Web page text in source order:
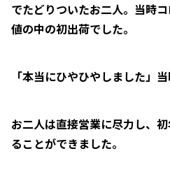
でたどりついたお二人。当時
値の中の初出荷でした。
「本当にひやひやしました」
お二人は直接営業に尽力し、
ることができました。